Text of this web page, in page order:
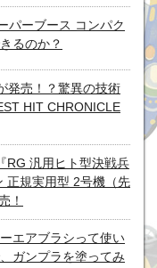
パーブース コンパク
るのか？
発売！？驚異の技術
HIT CHRONICLE
RG 汎用ヒト型決戦兵
正規実用型 2号機（先
！
エアブラシって使い
ガンプラを塗ってみ